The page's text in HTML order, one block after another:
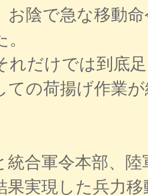
陰で急な移動命
れだけでは到底
ての荷揚げ作業
統合軍令本部、
果実現した兵力